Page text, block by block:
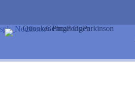
spk_Nordhorn